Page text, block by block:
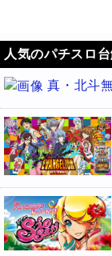
人気のパチスロ
真・北斗